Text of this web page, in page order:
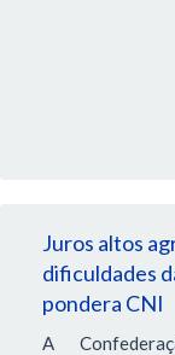
Juros altos
dificuldades
pondera CNI
A